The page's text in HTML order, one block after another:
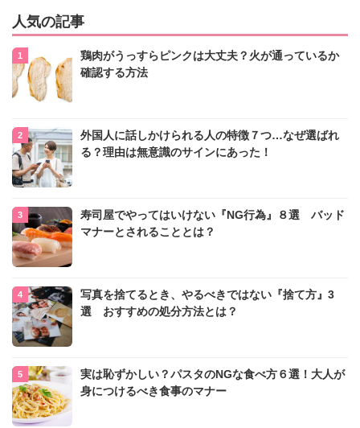
人気の記事
鶏肉がうっすらピンクは大丈夫？火が通っているか
確認する方法
外国人に話しかけられる人の特徴７つ…なぜ選ばれ
る？理由は無意識のサインにあった！
寿司屋でやってはいけない『NG行為』８選 バッド
マナーとされることとは？
写真を捨てるとき、やるべきではない『捨て方』3
選 おすすめの処分方法とは？
実は恥ずかしい？パスタのNGな食べ方６選！大人が
身につけるべき食事のマナー